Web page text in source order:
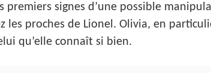
premiers signes d’une possible
les proches de Lionel. Olivia, en
qu’elle connaît si bien.